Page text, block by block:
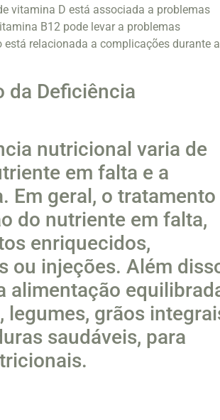
vitamina D está associada a problemas
B12 pode levar a problemas
relacionada a complicações durante a
da Deficiência
nutricional varia de
em falta e a
Em geral, o tratamento
do nutriente em falta,
enriquecidos,
ou injeções. Além
alimentação
legumes, grãos
saudáveis, para